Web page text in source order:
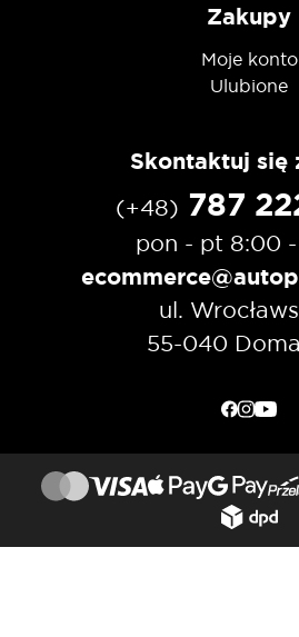
Zakupy
Moje konto
Ulubione
Skontaktuj się
(+48) 787
pon - pt 8:00 -
ul.
55-040